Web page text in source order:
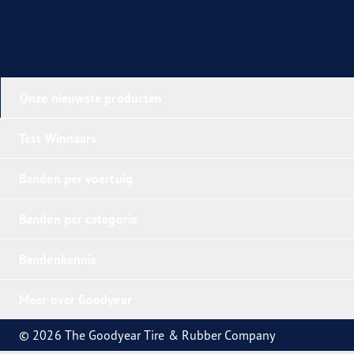
© 2026 The Goodyear Tire & Rubber Company